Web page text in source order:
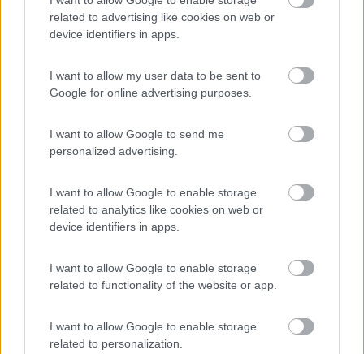
related to advertising like cookies on web or
device identifiers in apps.
I want to allow my user data to be sent to
Google for online advertising purposes.
I want to allow Google to send me
personalized advertising.
I want to allow Google to enable storage
related to analytics like cookies on web or
device identifiers in apps.
I want to allow Google to enable storage
related to functionality of the website or app.
I want to allow Google to enable storage
related to personalization.
Camping Laerchwiese
10
In val Pusteria, vicino agli impianti di risalita e a 1,5...
Muehlbach (BZ) - 13.5km